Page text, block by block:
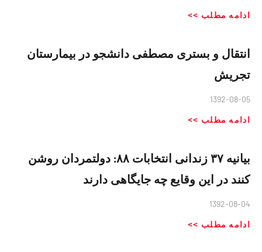
ادامه مطلب >>
انتقال و بستری مصطفی دانشجو در بیمارستان
تجریش
1392-08-05
ادامه مطلب >>
بیانیه ۳۷ زندانی انتخابات ۸۸: دولتمردان روشن
کنند در این وقایع چه جایگاهی دارند
1392-08-04
ادامه مطلب >>